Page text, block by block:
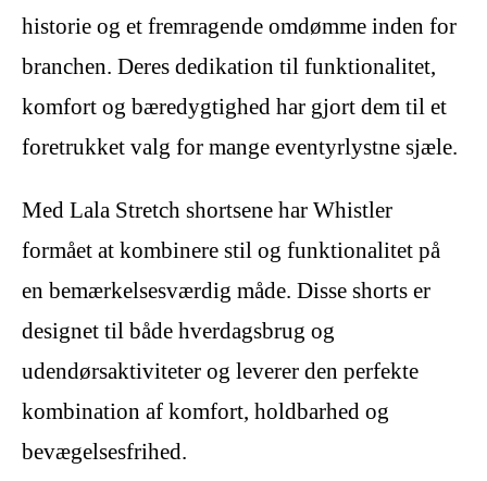
historie og et fremragende omdømme inden for
branchen. Deres dedikation til funktionalitet,
komfort og bæredygtighed har gjort dem til et
foretrukket valg for mange eventyrlystne sjæle.
Med Lala Stretch shortsene har Whistler
formået at kombinere stil og funktionalitet på
en bemærkelsesværdig måde. Disse shorts er
designet til både hverdagsbrug og
udendørsaktiviteter og leverer den perfekte
kombination af komfort, holdbarhed og
bevægelsesfrihed.